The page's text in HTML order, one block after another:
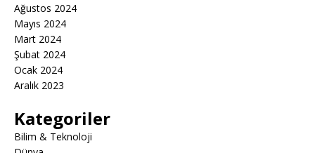
Ağustos 2024
Mayıs 2024
Mart 2024
Şubat 2024
Ocak 2024
Aralık 2023
Kategoriler
Bilim & Teknoloji